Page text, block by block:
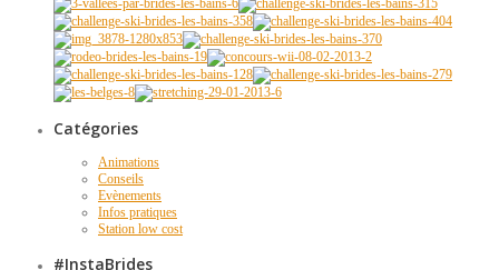
Catégories
Animations
Conseils
Evènements
Infos pratiques
Station low cost
#InstaBrides